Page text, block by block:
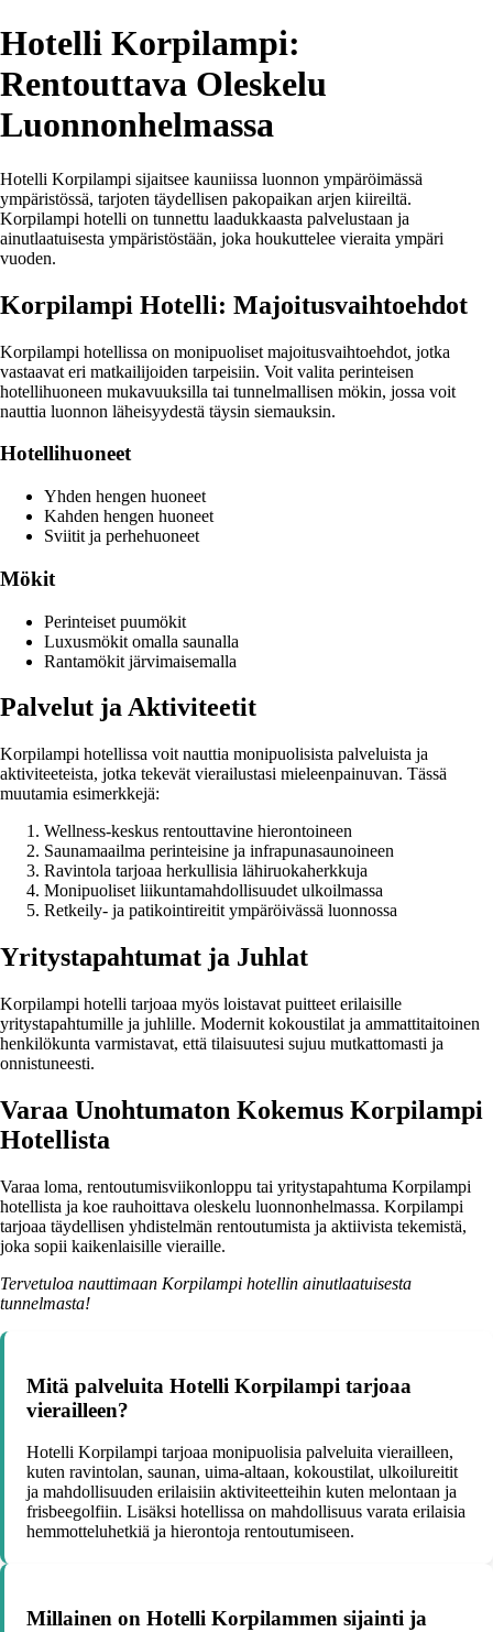
Hotelli Korpilampi:
Rentouttava Oleskelu
Luonnonhelmassa
Hotelli Korpilampi sijaitsee kauniissa luonnon ympäröimässä
ympäristössä, tarjoten täydellisen pakopaikan arjen kiireiltä.
Korpilampi hotelli on tunnettu laadukkaasta palvelustaan ja
ainutlaatuisesta ympäristöstään, joka houkuttelee vieraita ympäri
vuoden.
Korpilampi Hotelli: Majoitusvaihtoehdot
Korpilampi hotellissa on monipuoliset majoitusvaihtoehdot, jotka
vastaavat eri matkailijoiden tarpeisiin. Voit valita perinteisen
hotellihuoneen mukavuuksilla tai tunnelmallisen mökin, jossa voit
nauttia luonnon läheisyydestä täysin siemauksin.
Hotellihuoneet
Yhden hengen huoneet
Kahden hengen huoneet
Sviitit ja perhehuoneet
Mökit
Perinteiset puumökit
Luxusmökit omalla saunalla
Rantamökit järvimaisemalla
Palvelut ja Aktiviteetit
Korpilampi hotellissa voit nauttia monipuolisista palveluista ja
aktiviteeteista, jotka tekevät vierailustasi mieleenpainuvan. Tässä
muutamia esimerkkejä:
Wellness-keskus rentouttavine hierontoineen
Saunamaailma perinteisine ja infrapunasaunoineen
Ravintola tarjoaa herkullisia lähiruokaherkkuja
Monipuoliset liikuntamahdollisuudet ulkoilmassa
Retkeily- ja patikointireitit ympäröivässä luonnossa
Yritystapahtumat ja Juhlat
Korpilampi hotelli tarjoaa myös loistavat puitteet erilaisille
yritystapahtumille ja juhlille. Modernit kokoustilat ja ammattitaitoinen
henkilökunta varmistavat, että tilaisuutesi sujuu mutkattomasti ja
onnistuneesti.
Varaa Unohtumaton Kokemus Korpilampi
Hotellista
Varaa loma, rentoutumisviikonloppu tai yritystapahtuma Korpilampi
hotellista ja koe rauhoittava oleskelu luonnonhelmassa. Korpilampi
tarjoaa täydellisen yhdistelmän rentoutumista ja aktiivista tekemistä,
joka sopii kaikenlaisille vieraille.
Tervetuloa nauttimaan Korpilampi hotellin ainutlaatuisesta
tunnelmasta!
Mitä palveluita Hotelli Korpilampi tarjoaa
vierailleen?
Hotelli Korpilampi tarjoaa monipuolisia palveluita vierailleen,
kuten ravintolan, saunan, uima-altaan, kokoustilat, ulkoilureitit
ja mahdollisuuden erilaisiin aktiviteetteihin kuten melontaan ja
frisbeegolfiin. Lisäksi hotellissa on mahdollisuus varata erilaisia
hemmotteluhetkiä ja hierontoja rentoutumiseen.
Millainen on Hotelli Korpilammen sijainti ja